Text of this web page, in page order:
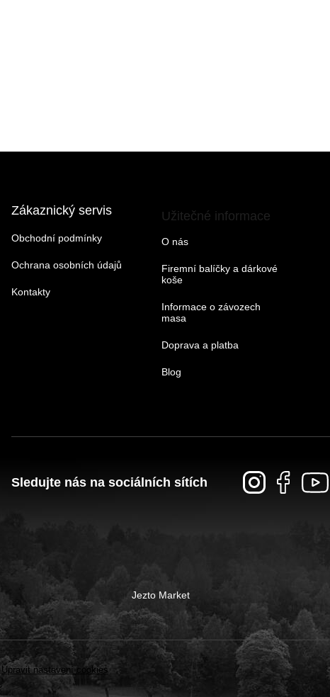
Zákaznický servis
Obchodní podmínky
Ochrana osobních údajů
Kontakty
Užitečné informace
O nás
Firemní balíčky a dárkové
koše
Informace o závozech
masa
Doprava a platba
Blog
Sledujte nás na sociálních sítích
Jezto Market
Upravit nastavení cookies